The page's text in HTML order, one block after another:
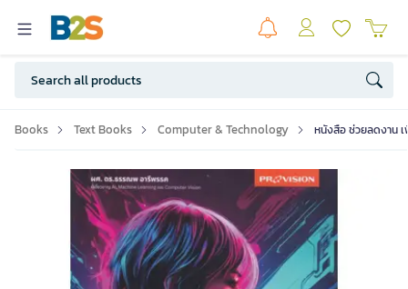
Books Text Books Computer & Technology หนังสือ ช่วยลดงาน